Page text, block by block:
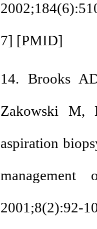
7] [PMID]
14. Brooks
Zakowski M,
aspiration